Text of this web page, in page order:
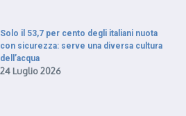
Solo il 53,7 per cento degli italiani nuota
con sicurezza: serve una diversa cultura
dell’acqua
24 Luglio 2026